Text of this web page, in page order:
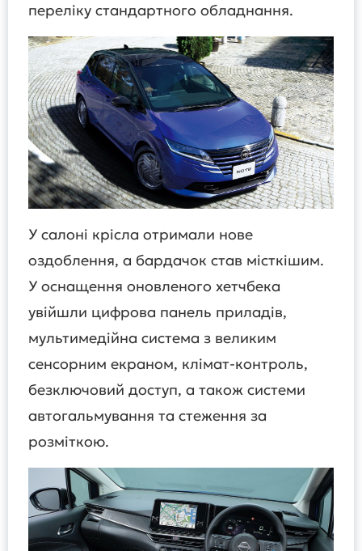
переліку стандартного обладнання.
У салоні крісла отримали нове
оздоблення, а бардачок став місткішим.
У оснащення оновленого хетчбека
увійшли цифрова панель приладів,
мультимедійна система з великим
сенсорним екраном, клімат-контроль,
безключовий доступ, а також системи
автогальмування та стеження за
розміткою.